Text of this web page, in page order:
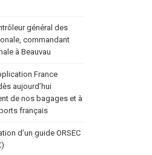
général des
commandant
à Beauvau
France
aujourd’hui
de nos bagages et à
français
d’un guide ORSEC